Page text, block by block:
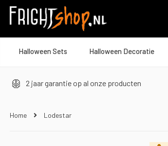
Halloween Sets Halloween Decoratie
2 jaar garantie op al onze producten
Home Lodestar